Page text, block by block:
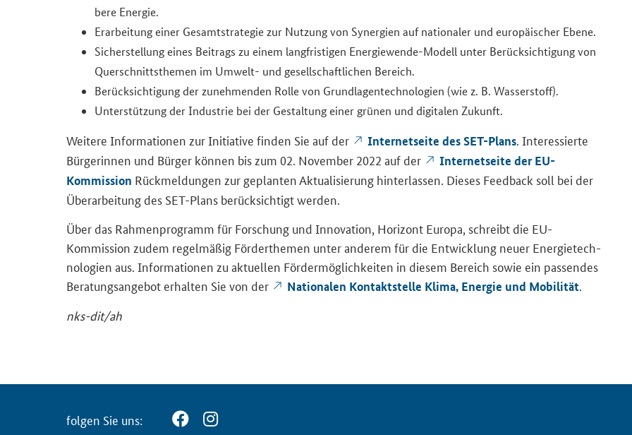
be­re En­er­gie.
Er­ar­bei­tung einer Ge­samt­stra­te­gie zur Nut­zung von Syn­er­gien auf na­tio­na­ler und eu­ro­päi­scher Ebene.
Si­cher­stel­lung eines Bei­trags zu einem lang­fris­ti­gen Energiewende-​Modell unter Be­rück­sich­ti­gung von
Quer­schnitts­the­men im Umwelt-​ und ge­sell­schaft­li­chen Be­reich.
Be­rück­sich­ti­gung der zu­neh­men­den Rolle von Grund­la­gen­tech­no­lo­gien (wie z. B. Was­ser­stoff).
Un­ter­stüt­zung der In­dus­trie bei der Ge­stal­tung einer grü­nen und di­gi­ta­len Zu­kunft.
Wei­te­re In­for­ma­tio­nen zur In­itia­ti­ve fin­den Sie auf der In­ter­net­sei­te des SET-​Plans. In­ter­es­sier­te
Bür­ge­rin­nen und Bür­ger kön­nen bis zum 02. No­vem­ber 2022 auf der
In­ter­net­sei­te der EU-​
Kommission Rück­mel­dun­gen zur ge­plan­ten Ak­tua­li­sie­rung hin­ter­las­sen. Die­ses Feed­back soll bei der
Über­ar­bei­tung des SET-​Plans be­rück­sich­tigt wer­den.
Über das Rah­men­pro­gramm für For­schung und In­no­va­ti­on, Ho­ri­zont Eu­ro­pa, schreibt die EU-​
Kommission zudem re­gel­mä­ßig För­der­the­men unter an­de­rem für die Ent­wick­lung neuer En­er­gie­tech­
no­lo­gien aus. In­for­ma­tio­nen zu ak­tu­el­len För­der­mög­lich­kei­ten in die­sem Be­reich sowie ein pas­sen­des
Be­ra­tungs­an­ge­bot er­hal­ten Sie von der
Na­tio­na­len Kon­takt­stel­le Klima, En­er­gie und Mo­bi­li­tät.
nks-​dit/ah
fol­gen Sie uns: